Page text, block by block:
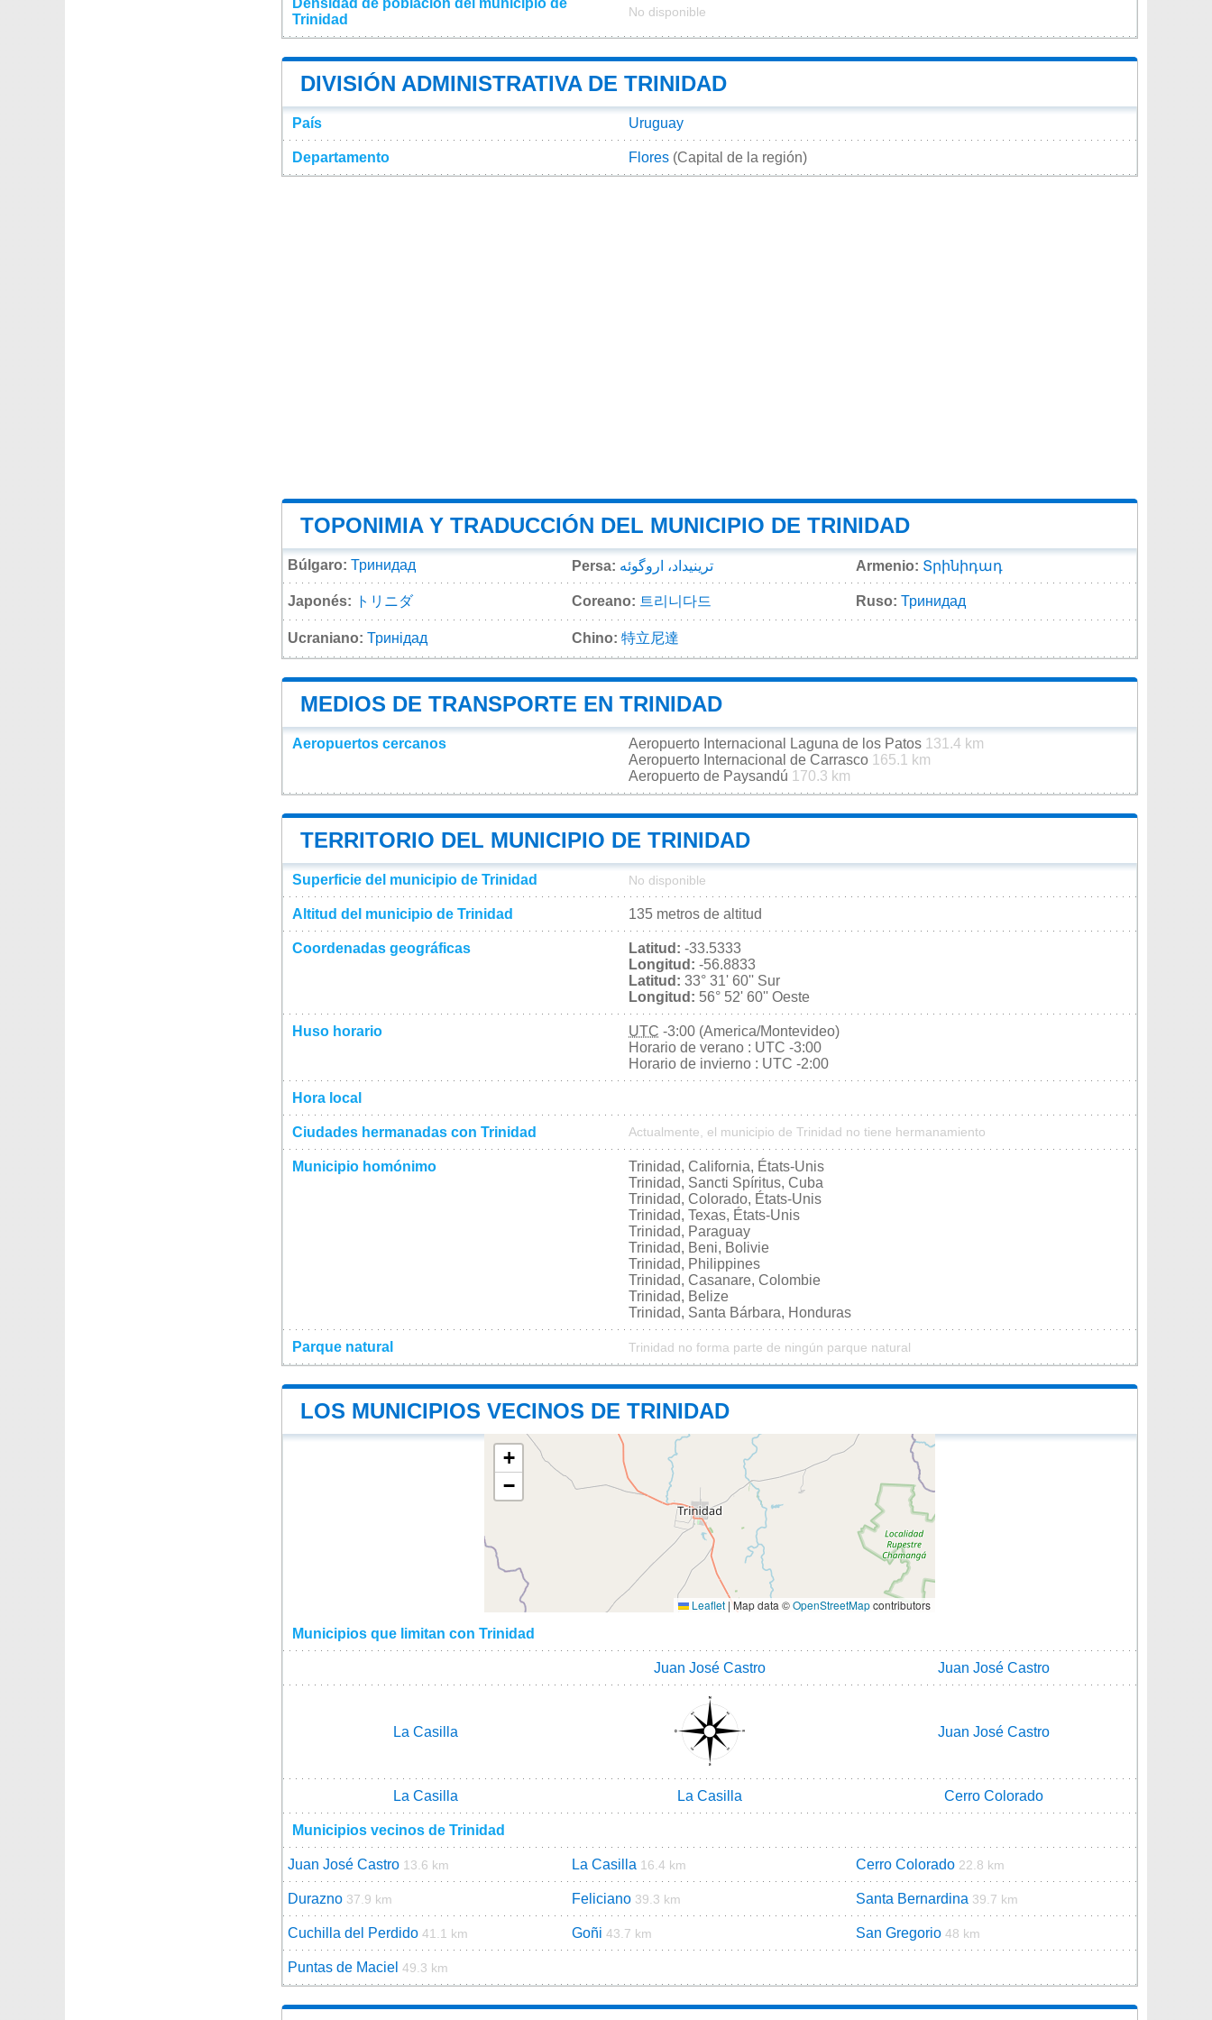
Densidad de población del municipio de
Trinidad
No disponible
DIVISIÓN ADMINISTRATIVA DE TRINIDAD
País Uruguay
Departamento Flores (Capital de la región)
TOPONIMIA Y TRADUCCIÓN DEL MUNICIPIO DE TRINIDAD
Búlgaro: Тринидад Persa: ترینیداد، اروگوئه Armenio: Տրինիդադ
Japonés: トリニダ Coreano: 트리니다드 Ruso: Тринидад
Ucraniano: Тринідад Chino: 特立尼達
MEDIOS DE TRANSPORTE EN TRINIDAD
Aeropuertos cercanos Aeropuerto Internacional Laguna de los Patos 131.4 km
Aeropuerto Internacional de Carrasco 165.1 km
Aeropuerto de Paysandú 170.3 km
TERRITORIO DEL MUNICIPIO DE TRINIDAD
Superficie del municipio de Trinidad No disponible
Altitud del municipio de Trinidad 135 metros de altitud
Coordenadas geográficas Latitud: -33.5333
Longitud: -56.8833
Latitud: 33° 31' 60'' Sur
Longitud: 56° 52' 60'' Oeste
Huso horario UTC -3:00 (America/Montevideo)
Horario de verano : UTC -3:00
Horario de invierno : UTC -2:00
Hora local
Ciudades hermanadas con Trinidad Actualmente, el municipio de Trinidad no tiene hermanamiento
Municipio homónimo
Trinidad, California, États-Unis
Trinidad, Sancti Spíritus, Cuba
Trinidad, Colorado, États-Unis
Trinidad, Texas, États-Unis
Trinidad, Paraguay
Trinidad, Beni, Bolivie
Trinidad, Philippines
Trinidad, Casanare, Colombie
Trinidad, Belize
Trinidad, Santa Bárbara, Honduras
Parque natural Trinidad no forma parte de ningún parque natural
LOS MUNICIPIOS VECINOS DE TRINIDAD
+
−
Leaflet |Map data ©OpenStreetMapcontributors
Municipios que limitan con Trinidad
Juan José Castro Juan José Castro
La Casilla Juan José Castro
La Casilla La Casilla Cerro Colorado
Municipios vecinos de Trinidad
Juan José Castro 13.6 km La Casilla 16.4 km Cerro Colorado 22.8 km
Durazno 37.9 km Feliciano 39.3 km Santa Bernardina 39.7 km
Cuchilla del Perdido 41.1 km Goñi 43.7 km San Gregorio 48 km
Puntas de Maciel 49.3 km